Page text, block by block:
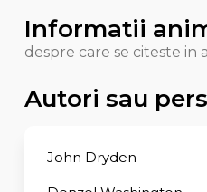
Informatii
despre care se citeste in
Autori sau
John Dryden